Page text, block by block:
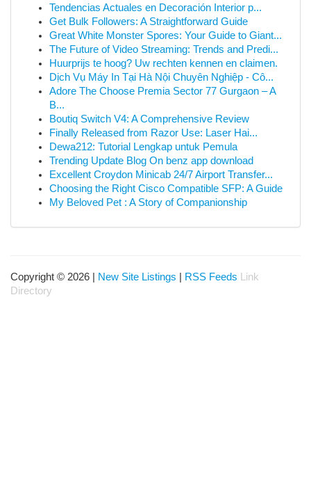
Tendencias Actuales en Decoración Interior p...
Get Bulk Followers: A Straightforward Guide
Great White Monster Spores: Your Guide to Giant...
The Future of Video Streaming: Trends and Predi...
Huurprijs te hoog? Uw rechten kennen en claimen.
Dịch Vụ Máy In Tại Hà Nội Chuyên Nghiệp - Cô...
Adore The Choose Premia Sector 77 Gurgaon – A
B...
Boutiq Switch V4: A Comprehensive Review
Finally Released from Razor Use: Laser Hai...
Dewa212: Tutorial Lengkap untuk Pemula
Trending Update Blog On benz app download
Excellent Croydon Minicab 24/7 Airport Transfer...
Choosing the Right Cisco Compatible SFP: A Guide
My Beloved Pet : A Story of Companionship
Copyright © 2026 | New Site Listings RSS Feeds
Link
Directory